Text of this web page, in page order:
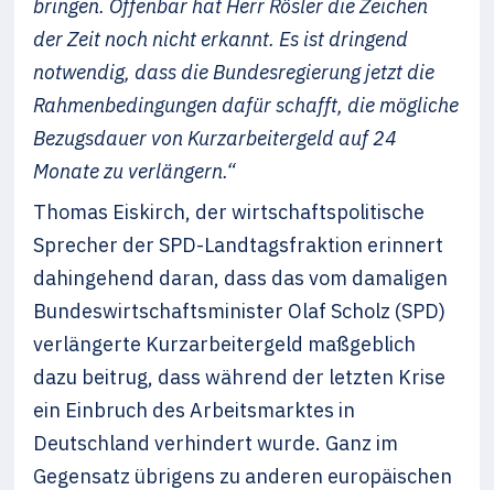
bringen. Offenbar hat Herr Rösler die Zeichen
der Zeit noch nicht erkannt. Es ist dringend
notwendig, dass die Bundesregierung jetzt die
Rahmenbedingungen dafür schafft, die mögliche
Bezugsdauer von Kurzarbeitergeld auf 24
Monate zu verlängern.“
Thomas Eiskirch, der wirtschaftspolitische
Sprecher der SPD-Landtagsfraktion erinnert
dahingehend daran, dass das vom damaligen
Bundeswirtschaftsminister Olaf Scholz (SPD)
verlängerte Kurzarbeitergeld maßgeblich
dazu beitrug, dass während der letzten Krise
ein Einbruch des Arbeitsmarktes in
Deutschland verhindert wurde. Ganz im
Gegensatz übrigens zu anderen europäischen